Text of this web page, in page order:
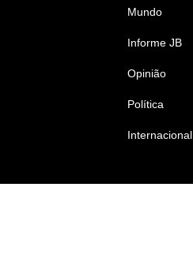
Mundo
Informe JB
Opinião
Política
Internacional